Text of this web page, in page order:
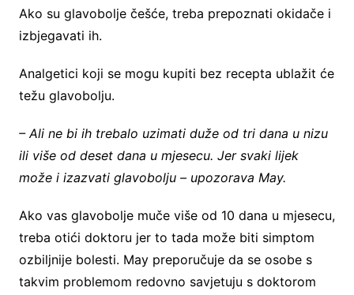
Ako su glavobolje češće, treba prepoznati okidače i
izbjegavati ih.
Analgetici koji se mogu kupiti bez recepta ublažit će
težu glavobolju.
– Ali ne bi ih trebalo uzimati duže od tri dana u nizu
ili više od deset dana u mjesecu. Jer svaki lijek
može i izazvati glavobolju – upozorava May.
Ako vas glavobolje muče više od 10 dana u mjesecu,
treba otići doktoru jer to tada može biti simptom
ozbiljnije bolesti. May preporučuje da se osobe s
takvim problemom redovno savjetuju s doktorom